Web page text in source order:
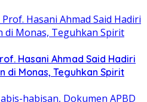
Hasani Ahmad Said Hadiri
di Monas, Teguhkan Spirit